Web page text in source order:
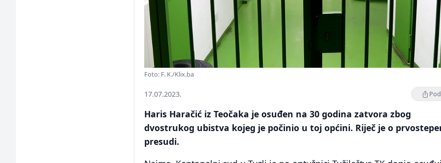
Foto: F. K./Klix.ba
17.07.2023.
Haris Haračić iz Teočaka je osuđen na 30 godina zatvora zbog
dvostrukog ubistva kojeg je počinio u toj općini. Riječ je o
presudi.